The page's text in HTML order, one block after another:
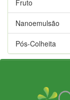
Fruto
Nanoemulsão
Pós-Colheita